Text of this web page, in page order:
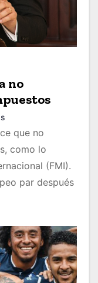
no
que no
como lo
(FMI).
par después